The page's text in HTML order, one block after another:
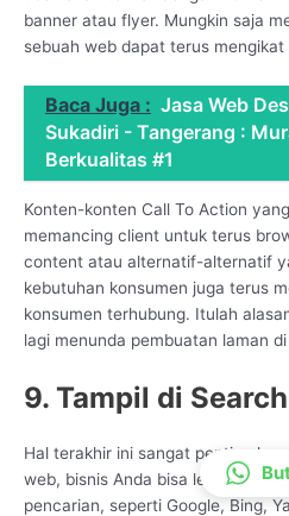
banner atau flyer. Mungkin saja
sebuah web dapat terus mengikat
Baca Juga : Jasa Web
Sukadiri - Tangerang :
Berkualitas #1
Konten-konten Call To Action
memancing client untuk terus
content atau alternatif-alternatif
kebutuhan konsumen juga terus
konsumen terhubung. Itulah
lagi menunda pembuatan laman
9. Tampil di
Hal terakhir ini sangat penting
web, bisnis Anda bisa lebih
pencarian, seperti Google, Bing,
CS